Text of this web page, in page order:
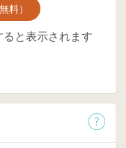
料）
と表示されます